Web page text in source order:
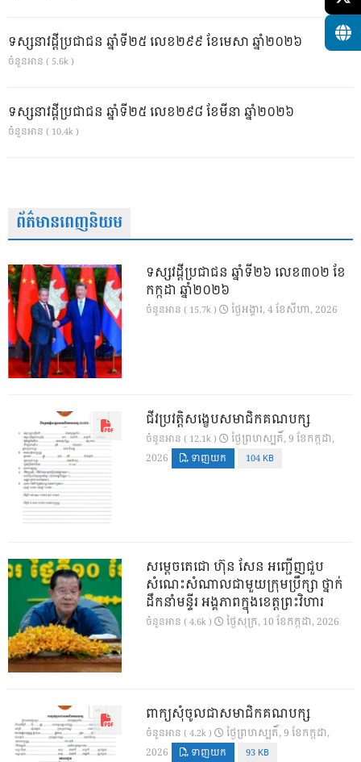
ទស្សនាវដ្ដីប្រជាជន ឆ្នាំទី២៥ លេខ២៩៩ ខែមេសា ឆ្នាំ២០២៦
ចំនួនអាន ( 5.6k )
ទស្សនាវដ្ដីប្រជាជន ឆ្នាំទី២៥ លេខ២៩៨ ខែមីនា ឆ្នាំ២០២៦
ចំនួនអាន ( 10.4k )
ព័ត៌មានពេញនិយម
ទស្សវដ្តីប្រជាជន ឆ្នាំទី២៦ លេខ៣០២ ខែ
កក្កដា ឆ្នាំ២០២៦
ចំនួនអាន ( 15.7k ) ថ្ងៃ​អង្គារ, 4 ខែ​សីហា, 2026
ជីវប្រវត្តិសង្ខេបសមាជិកគណបក្ស
ចំនួនអាន ( 12.1k )
ថ្ងៃ​ព្រហស្បតិ៍, 9 ខែ​កក្កដា,
2026
ទាញយក 104 KB
សម្តេចតេជោ ហ៊ុន សែន អញ្ជើញជួប
សំណេះសំណាលជាមួយក្រុមប្រឹក្សា ថ្នាក់
ដឹកនាំមន្ទីរ អង្គភាពក្នុងខេត្តព្រះវិហារ
ចំនួនអាន ( 4.6k ) ថ្ងៃ​សុក្រ, 10 ខែ​កក្កដា, 2026
ពាក្យសុំចូលជាសមាជិកគណបក្ស
ចំនួនអាន ( 4.2k )
ថ្ងៃ​ព្រហស្បតិ៍, 9 ខែ​កក្កដា,
2026
ទាញយក 93 KB